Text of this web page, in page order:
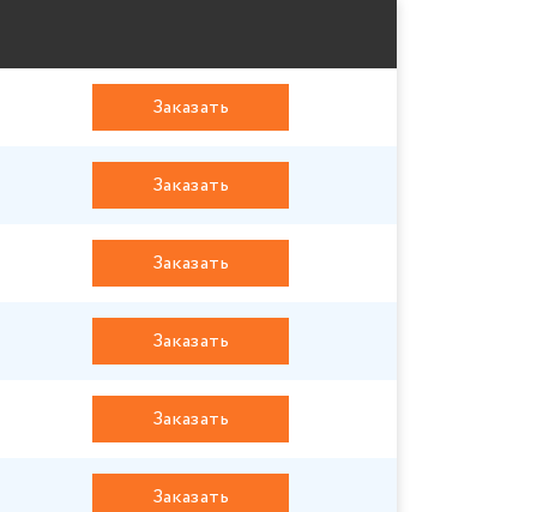
Заказать
Заказать
Заказать
Заказать
Заказать
Заказать